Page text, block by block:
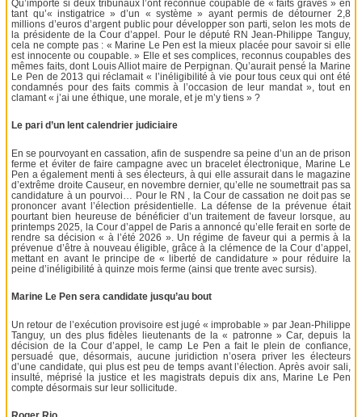
Qu’importe si deux tribunaux l’ont reconnue coupable de « faits graves » en
tant qu’« instigatrice » d’un « système » ayant permis de détourner 2,8
millions d’euros d’argent public pour développer son parti, selon les mots de
la présidente de la Cour d’appel. Pour le député RN Jean-Philippe Tanguy,
cela ne compte pas : « Marine Le Pen est la mieux placée pour savoir si elle
est innocente ou coupable. » Elle et ses complices, reconnus coupables des
mêmes faits, dont Louis Alliot maire de Perpignan. Qu’aurait pensé la Marine
Le Pen de 2013 qui réclamait « l’inéligibilité à vie pour tous ceux qui ont été
condamnés pour des faits commis à l’occasion de leur mandat », tout en
clamant « j’ai une éthique, une morale, et je m’y tiens » ?
Le pari d’un lent calendrier judiciaire
En se pourvoyant en cassation, afin de suspendre sa peine d’un an de prison
ferme et éviter de faire campagne avec un bracelet électronique, Marine Le
Pen a également menti à ses électeurs, à qui elle assurait dans le magazine
d’extrême droite Causeur, en novembre dernier, qu’elle ne soumettrait pas sa
candidature à un pourvoi… Pour le RN , la Cour de cassation ne doit pas se
prononcer avant l’élection présidentielle. La défense de la prévenue était
pourtant bien heureuse de bénéficier d’un traitement de faveur lorsque, au
printemps 2025, la Cour d’appel de Paris a annoncé qu’elle ferait en sorte de
rendre sa décision « à l’été 2026 ». Un régime de faveur qui a permis à la
prévenue d’être à nouveau éligible, grâce à la clémence de la Cour d’appel,
mettant en avant le principe de « liberté de candidature » pour réduire la
peine d’inéligibilité à quinze mois ferme (ainsi que trente avec sursis).
Marine Le Pen sera candidate jusqu’au bout
Un retour de l’exécution provisoire est jugé « improbable » par Jean-Philippe
Tanguy, un des plus fidèles lieutenants de la « patronne » Car, depuis la
décision de la Cour d’appel, le camp Le Pen a fait le plein de confiance,
persuadé que, désormais, aucune juridiction n’osera priver les électeurs
d’une candidate, qui plus est peu de temps avant l’élection. Après avoir sali,
insulté, méprisé la justice et les magistrats depuis dix ans, Marine Le Pen
compte désormais sur leur sollicitude.